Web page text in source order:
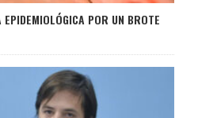
POR UN BROTE